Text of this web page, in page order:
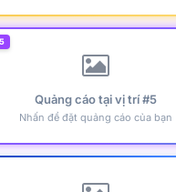
Quảng cáo tại vị trí #5
Nhấn để đặt quảng cáo của bạn